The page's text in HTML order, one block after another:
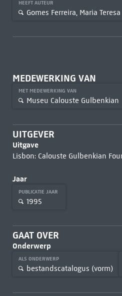
HEEFT AUTEUR
Gomes Ferreira, Maria Teresa
MEDEWERKING VAN
MET MEDEWERKING VAN
Museu Calouste Gulbenkian
UITGEVER
Uitgave
Lisbon: Calouste Gulbenkian
Jaar
PUBLICATIE JAAR
1995
GAAT OVER
Onderwerp
ALS ONDERWERP
bestandscatalogus (vorm)